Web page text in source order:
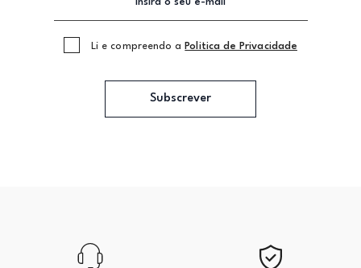
Li e compreendo a Politica de Privacidade
Subscrever